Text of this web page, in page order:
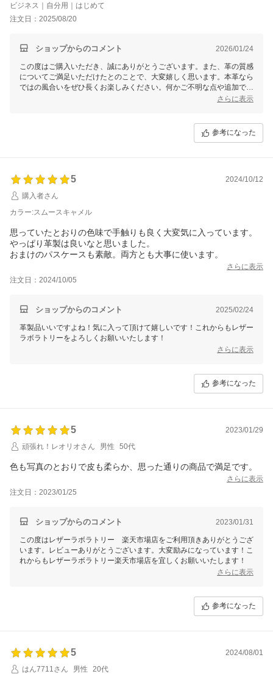
ビジネス｜自分用｜はじめて
注文日：2025/08/20
ショップからのコメント 2026/01/24
この度はご購入いただき、誠にありがとうございます。また、革の質感
についてご満足いただけたとのことで、大変嬉しく思います。本革なら
ではの風合いをぜひ長くお楽しみください。何かご不明な点や追加でご
さらに表示
参考になった
5
2024/10/12
購入者さん
カラー:スムースキャメル
思っていたとおりの色味で手触りも良く大変気に入っています。
やっぱり革製は良いなと思いました。
おまけのパスケースも素敵。両方とも大事に使います。
さらに表示
注文日：2024/10/05
ショップからのコメント 2025/02/24
革製品いいですよね！気に入って頂けて嬉しいです！これからもレザー
ラボラトリーをよろしくお願いいたします！
さらに表示
参考になった
5
2023/01/29
頑張れ！レオリオさん
男性 50代
色も写真のとおりで皮も柔らか、思った通りの商品で満足です。
さらに表示
注文日：2023/01/25
ショップからのコメント 2023/01/31
この度はレザーラボラトリー 楽天市場店をご利用頂きありがとうござ
います。レビューありがとうございます。大変励みになっています！こ
れからもレザーラボラトリー楽天市場店を宜しくお願いいたします！
さらに表示
参考になった
5
2024/08/01
はん7711さん
男性
20代